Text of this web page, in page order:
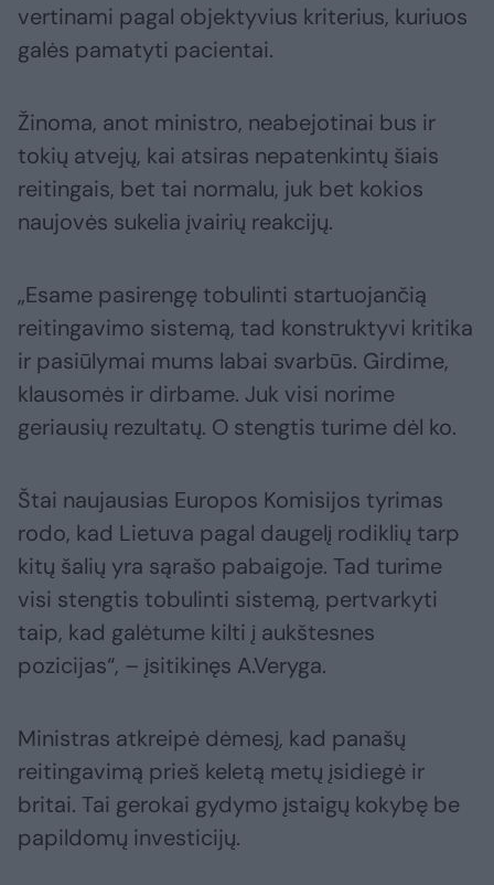
vertinami pagal objektyvius kriterius, kuriuos
galės pamatyti pacientai.
Žinoma, anot ministro, neabejotinai bus ir
tokių atvejų, kai atsiras nepatenkintų šiais
reitingais, bet tai normalu, juk bet kokios
naujovės sukelia įvairių reakcijų.
„Esame pasirengę tobulinti startuojančią
reitingavimo sistemą, tad konstruktyvi kritika
ir pasiūlymai mums labai svarbūs. Girdime,
klausomės ir dirbame. Juk visi norime
geriausių rezultatų. O stengtis turime dėl ko.
Štai naujausias Europos Komisijos tyrimas
rodo, kad Lietuva pagal daugelį rodiklių tarp
kitų šalių yra sąrašo pabaigoje. Tad turime
visi stengtis tobulinti sistemą, pertvarkyti
taip, kad galėtume kilti į aukštesnes
pozicijas“, – įsitikinęs A.Veryga.
Ministras atkreipė dėmesį, kad panašų
reitingavimą prieš keletą metų įsidiegė ir
britai. Tai gerokai gydymo įstaigų kokybę be
papildomų investicijų.